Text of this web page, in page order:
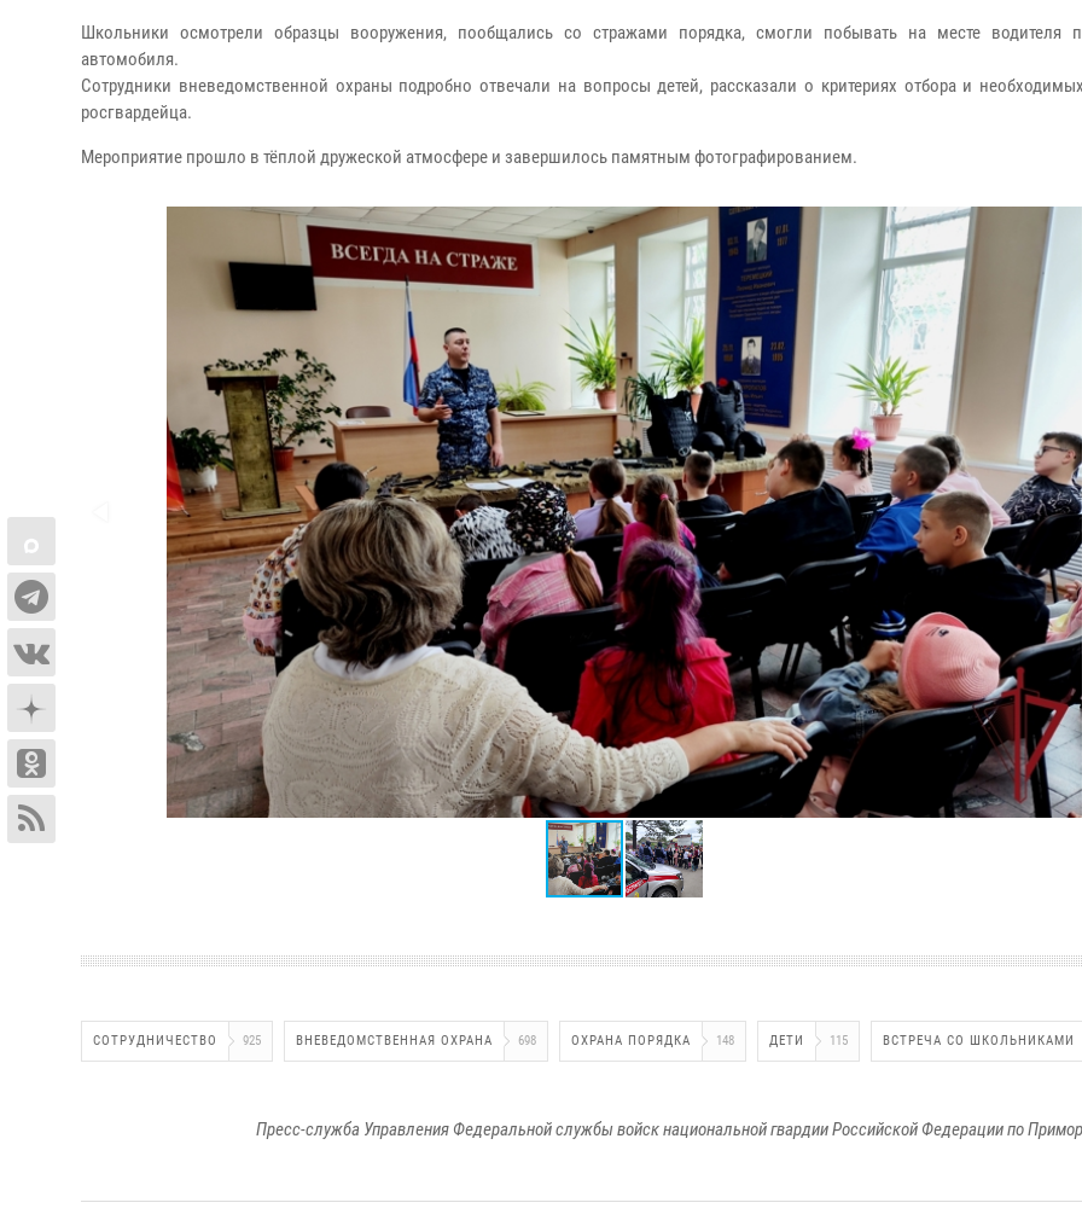
Школьники осмотрели образцы вооружения, пообщались со стражами порядка, смогли побывать на месте водителя
автомобиля.
Сотрудники вневедомственной охраны подробно отвечали на вопросы детей, рассказали о критериях отбора и
росгвардейца.
Мероприятие прошло в тёплой дружеской атмосфере и завершилось памятным фотографированием.
СОТРУДНИЧЕСТВО 925 ВНЕВЕДОМСТВЕННАЯ ОХРАНА 698 ОХРАНА ПОРЯДКА 148 ДЕТИ 115 ВСТРЕЧА СО ШКОЛЬНИКАМИ
Пресс-служба Управления Федеральной службы войск национальной гвардии Российской Федерации по